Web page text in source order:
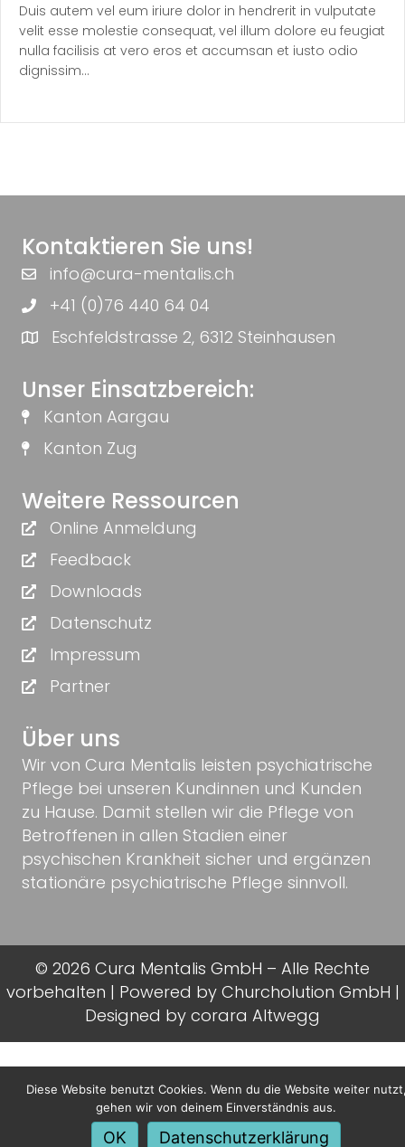
Duis autem vel eum iriure dolor in hendrerit in vulputate
velit esse molestie consequat, vel illum dolore eu feugiat
nulla facilisis at vero eros et accumsan et iusto odio
dignissim…
Kontaktieren Sie uns!
info@cura-mentalis.ch
+41 (0)76 440 64 04
Eschfeldstrasse 2, 6312 Steinhausen
Unser Einsatzbereich:
Kanton Aargau
Kanton Zug
Weitere Ressourcen
Online Anmeldung
Feedback
Downloads
Datenschutz
Impressum
Partner
Über uns
Wir von Cura Mentalis leisten psychiatrische
Pflege bei unseren Kundinnen und Kunden
zu Hause. Damit stellen wir die Pflege von
Betroffenen in allen Stadien einer
psychischen Krankheit sicher und ergänzen
stationäre psychiatrische Pflege sinnvoll.
© 2026 Cura Mentalis GmbH – Alle Rechte
vorbehalten | Powered by Churcholution GmbH |
Designed by corara Altwegg
Diese Website benutzt Cookies. Wenn du die Website weiter
gehen wir von deinem Einverständnis aus.
OK Datenschutzerklärung